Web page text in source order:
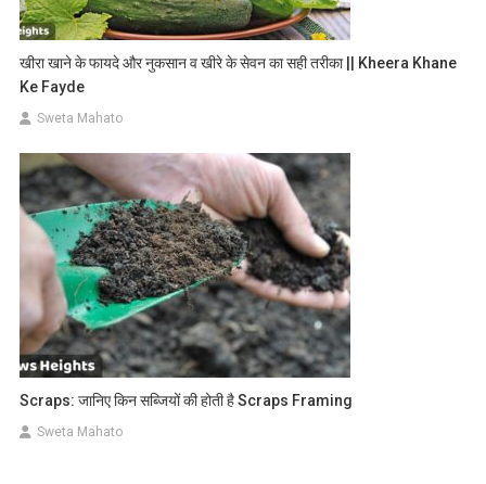
खीरा खाने के फायदे और नुकसान व खीरे के सेवन का सही तरीका || Kheera Khane
Ke Fayde
Sweta Mahato
Scraps: जानिए किन सब्जियों की होती है Scraps Framing
Sweta Mahato